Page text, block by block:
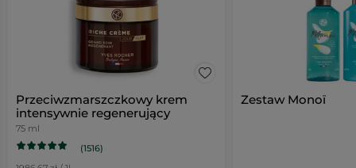
Przeciwzmarszczkowy krem
intensywnie regenerujący
75 ml
(1516)
Zestaw Monoï